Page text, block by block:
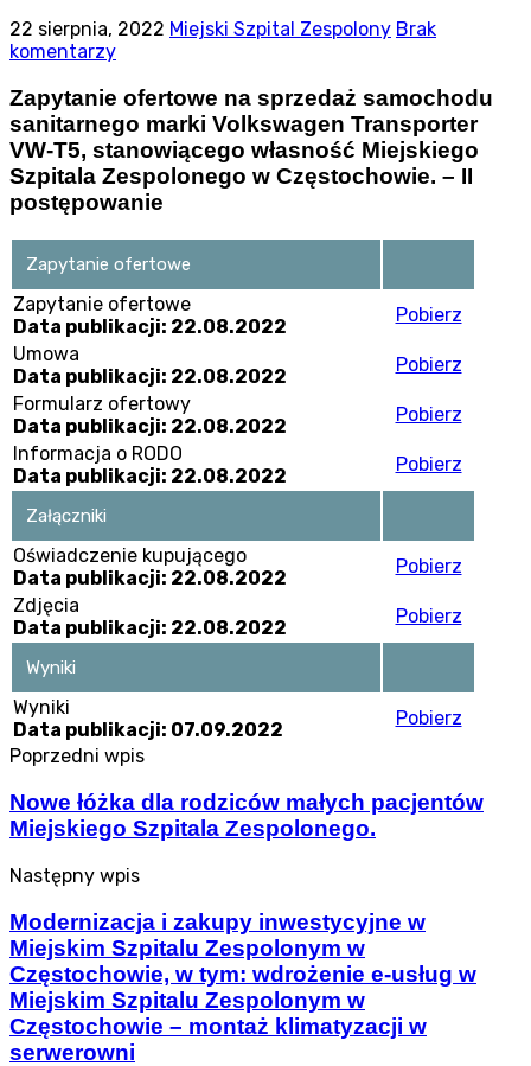
22 sierpnia, 2022 Miejski Szpital Zespolony Brak
komentarzy
Zapytanie ofertowe na sprzedaż samochodu
sanitarnego marki Volkswagen Transporter
VW-T5, stanowiącego własność Miejskiego
Szpitala Zespolonego w Częstochowie. – II
postępowanie
Zapytanie ofertowe
Zapytanie ofertowe
Data publikacji: 22.08.2022
Pobierz
Umowa
Data publikacji: 22.08.2022
Pobierz
Formularz ofertowy
Data publikacji: 22.08.2022
Pobierz
Informacja o RODO
Data publikacji: 22.08.2022
Pobierz
Załączniki
Oświadczenie kupującego
Data publikacji: 22.08.2022
Pobierz
Zdjęcia
Data publikacji: 22.08.2022
Pobierz
Wyniki
Wyniki
Data publikacji: 07.09.2022
Pobierz
Poprzedni wpis
Nowe łóżka dla rodziców małych pacjentów
Miejskiego Szpitala Zespolonego.
Następny wpis
Modernizacja i zakupy inwestycyjne w
Miejskim Szpitalu Zespolonym w
Częstochowie, w tym: wdrożenie e-usług w
Miejskim Szpitalu Zespolonym w
Częstochowie – montaż klimatyzacji w
serwerowni